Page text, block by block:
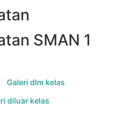
SMAN 1
Galeri dlm kelas
diluar kelas